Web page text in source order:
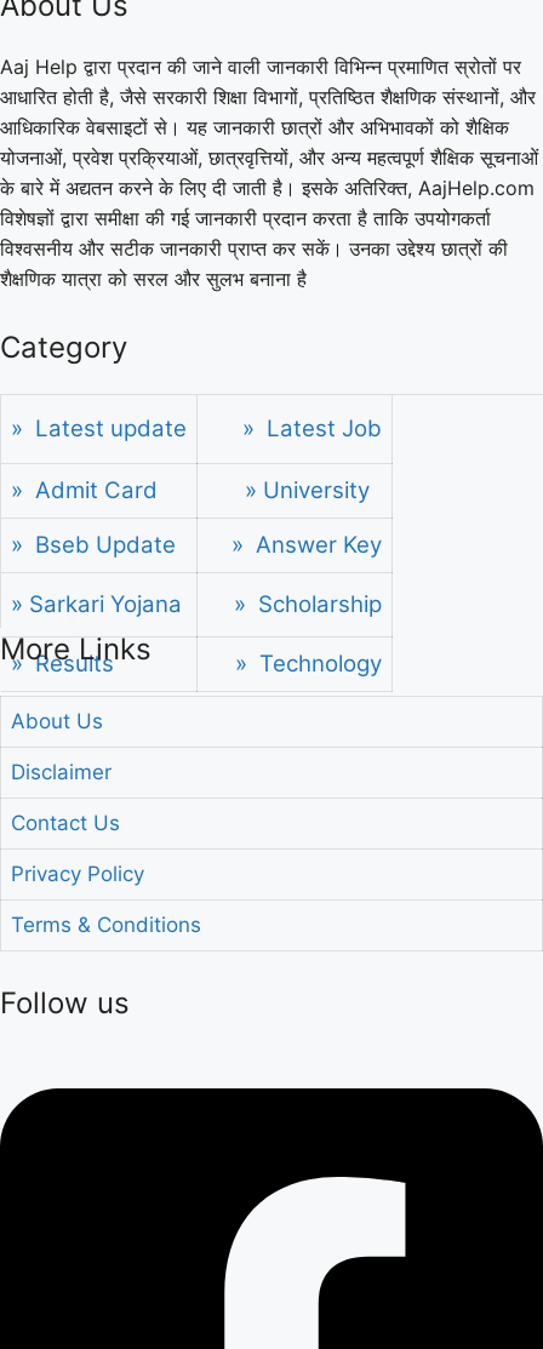
Aaj Help द्वारा प्रदान की जाने वाली जानकारी विभिन्न प्रमाणित स्रोतों पर
आधारित होती है, जैसे सरकारी शिक्षा विभागों, प्रतिष्ठित शैक्षणिक संस्थानों, और
आधिकारिक वेबसाइटों से। यह जानकारी छात्रों और अभिभावकों को शैक्षिक
योजनाओं, प्रवेश प्रक्रियाओं, छात्रवृत्तियों, और अन्य महत्वपूर्ण शैक्षिक सूचनाओं
के बारे में अद्यतन करने के लिए दी जाती है। इसके अतिरिक्त, AajHelp.com
विशेषज्ञों द्वारा समीक्षा की गई जानकारी प्रदान करता है ताकि उपयोगकर्ता
विश्वसनीय और सटीक जानकारी प्राप्त कर सकें। उनका उद्देश्य छात्रों की
शैक्षणिक यात्रा को सरल और सुलभ बनाना है
Category
» Latest update » Latest Job
» Admit Card
» University
» Bseb Update
» Answer Key
» Sarkari Yojana » Scholarship
» Results » Technology
More Links
About Us
Disclaimer
Contact Us
Privacy Policy
Terms & Conditions
Follow us